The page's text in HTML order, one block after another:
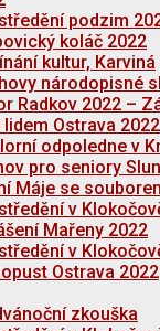
podzim
koláč 2022
kultur, Karviná
národopisné
Radkov 2022 –
lidem Ostrava 2022
odpoledne v
pro seniory
Máje se
v
Mařeny 2022
v
Ostrava 2022
zkouška